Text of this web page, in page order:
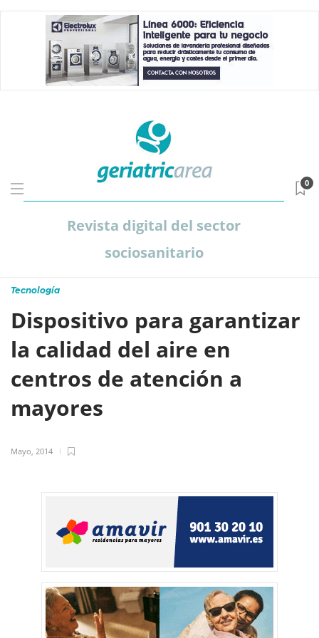
Revista digital del sector
sociosanitario
0
Tecnología
Dispositivo para garantizar
la calidad del aire en
centros de atención a
mayores
Mayo, 2014